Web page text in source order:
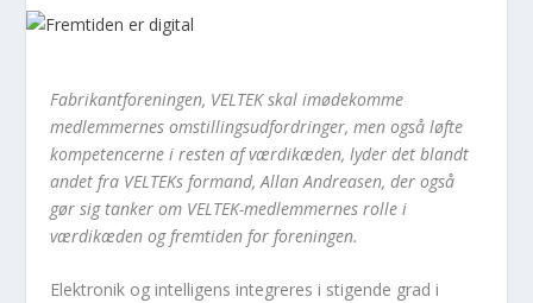
Fabrikantforeningen, VELTEK skal imødekomme
medlemmernes omstillingsudfordringer, men også løfte
kompetencerne i resten af værdikæden, lyder det blandt
andet fra VELTEKs formand, Allan Andreasen, der også
gør sig tanker om VELTEK-medlemmernes rolle i
værdikæden og fremtiden for foreningen.
Elektronik og intelligens integreres i stigende grad i